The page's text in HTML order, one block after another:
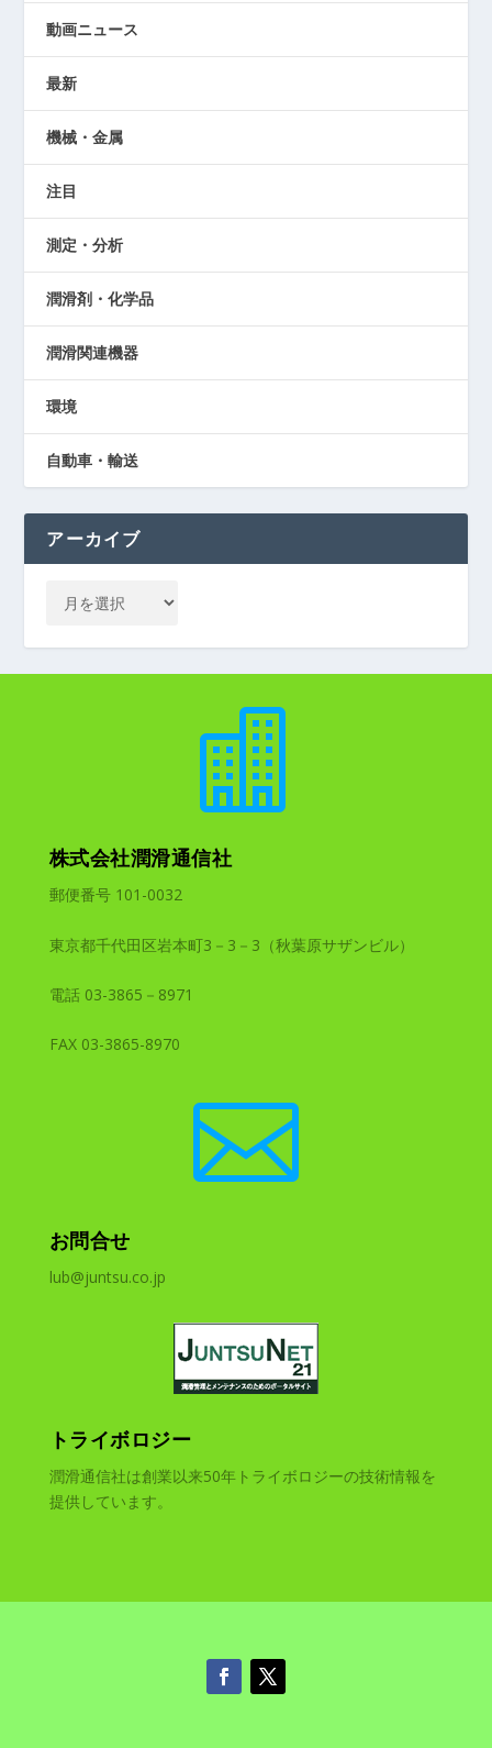
動画ニュース
最新
機械・金属
注目
測定・分析
潤滑剤・化学品
潤滑関連機器
環境
自動車・輸送
アーカイブ

株式会社潤滑通信社
郵便番号 101-0032
東京都千代田区岩本町3－3－3（秋葉原サザンビル）
電話 03-3865－8971
FAX 03-3865-8970

お問合せ
lub@juntsu.co.jp
トライボロジー
潤滑通信社は創業以来50年トライボロジーの技術情報を
提供しています。